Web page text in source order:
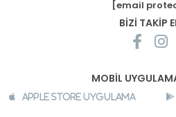
[email
BİZİ TAKİP
MOBİL
Apple Store Uygulama